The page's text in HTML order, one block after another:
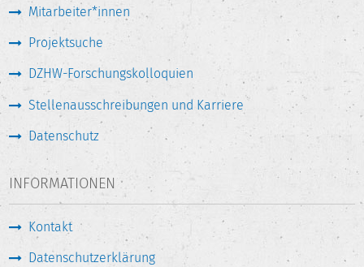
Mitarbeiter*innen
Projektsuche
DZHW-Forschungskolloquien
Stellenausschreibungen und Karriere
Datenschutz
INFORMATIONEN
Kontakt
Datenschutzerklärung